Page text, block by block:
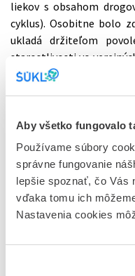
Aby všetko fungovalo
Používame súbory
správne fungovanie
lepšie spoznať, čo Vás
vďaka tomu ich
Nastavenia cookies
liekov s obsahom
cyklus). Osobitne bolo
ukladá držiteľom
starostlivosti vo
lieky s obsahom
PharDr. Német v závere
verejných lekárňach
dodávkach zo strany
Viac informácií si